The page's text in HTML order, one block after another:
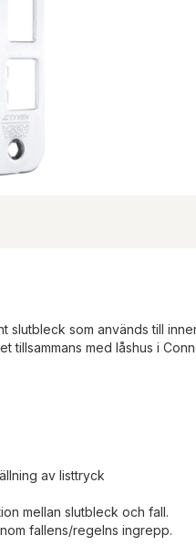
slutbleck som används till
tillsammans med låshus i
av listtryck
mellan slutbleck och fall.
fallens/regelns ingrepp.